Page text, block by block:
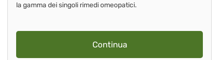
la gamma dei singoli rimedi omeopatici.
Continua